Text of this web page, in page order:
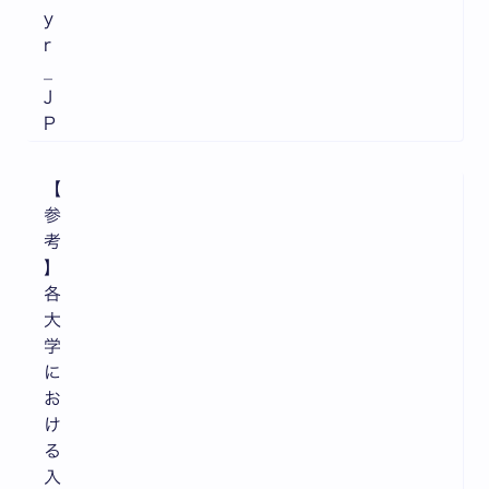
y
r
J
P
【
参
考
】
各
大
学
に
お
け
る
入